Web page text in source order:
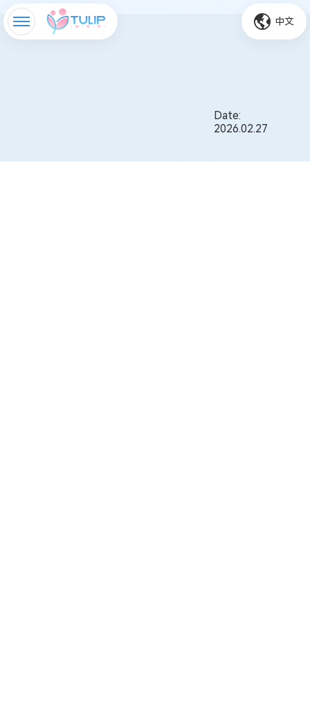
中文
Date:
2026.02.27